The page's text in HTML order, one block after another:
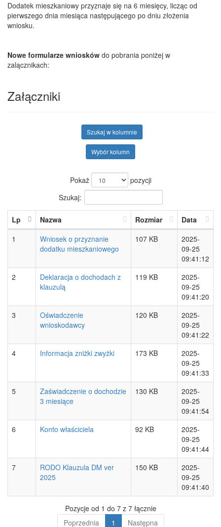
Dodatek mieszkaniowy przyznaje się na 6 miesięcy, licząc od
pierwszego dnia miesiąca następującego po dniu złożenia
wniosku.
Nowe formularze wniosków do pobrania poniżej w
zalącznikach:
Załączniki
Szukaj w kolumnie
Wybór kolumn
Pokaż
pozycji
Szukaj:
Lp Nazwa Rozmiar
Data
1
Wniosek o przyznanie
dodatku mieszkaniowego
107 KB
2025-
09-25
09:41:12
2
Deklaracja o dochodach z
klauzulą
119 KB
2025-
09-25
09:41:20
3
Oświadczenie
wnioskodawcy
120 KB
2025-
09-25
09:41:22
4
Informacja zniżki zwyżki 173 KB
2025-
09-25
09:41:33
5
Zaświadczenie o dochodzie
3 miesiące
130 KB
2025-
09-25
09:41:54
6
Konto właściciela 92 KB
2025-
09-25
09:41:44
7
RODO Klauzula DM ver
2025
150 KB
2025-
09-25
09:41:40
Pozycje od 1 do 7 z 7 łącznie
Poprzednia
1 Następna